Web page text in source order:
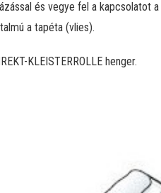
és vegye fel a kapcsolatot
a tapéta (vlies).
KLEISTERROLLE henger.